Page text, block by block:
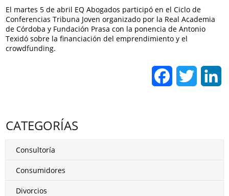
El martes 5 de abril EQ Abogados participó en el Ciclo de
Conferencias Tribuna Joven organizado por la Real Academia
de Córdoba y Fundación Prasa con la ponencia de Antonio
Texidó sobre la financiación del emprendimiento y el
crowdfunding.
FacebookTwitter
CATEGORÍAS
Consultoría
Consumidores
Divorcios